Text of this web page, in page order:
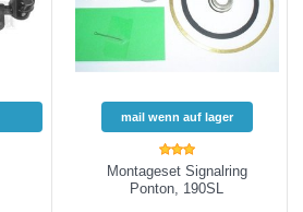
mail wenn auf lager
Montageset Signalring
Ponton, 190SL